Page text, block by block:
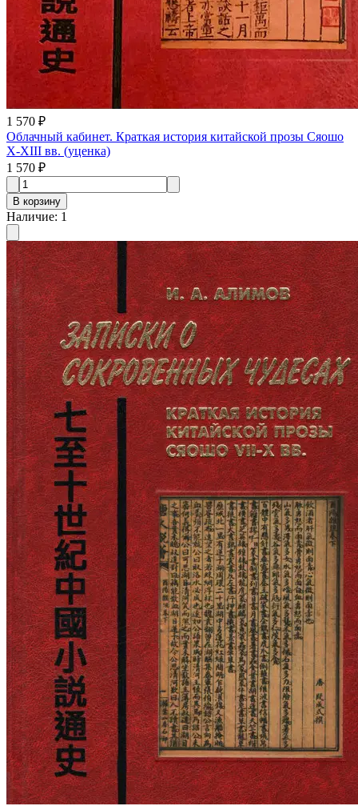
1 570 ₽
Облачный кабинет. Краткая история китайской прозы Сяошо
X-XIII вв. (уценка)
1 570 ₽
В корзину
Наличие: 1